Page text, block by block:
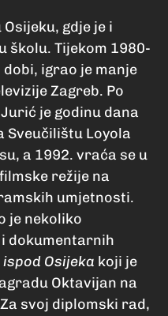
gdje je i
školu. Tijekom 1980-
igrao je manje
Zagreb. Po
je godinu dana
Sveučilištu Loyola
a 1992. vraća se u
režije na
umjetnosti.
je nekoliko
dokumentarnih
ispod Osijeka koji je
Oktavijan na
svoj diplomski rad,